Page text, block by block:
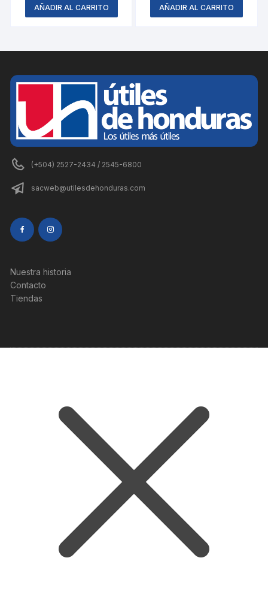
AÑADIR AL CARRITO AÑADIR AL CARRITO
(+504) 2527-2434 / 2545-6800
sacweb@utilesdehonduras.com
Nuestra historia
Contacto
Tiendas